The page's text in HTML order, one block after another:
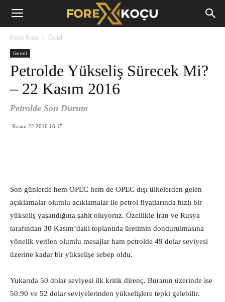
Forex
Forex Koçu Genel
Genel
Petrolde Yükseliş Sürecek Mi?
– 22 Kasım 2016
Petrolde Son Durum
Kasım 22 2016 16:15
Son günlerde hem OPEC hem de OPEC dışı ülkelerden gelen
açıklamalar olumlu açıklamalar ile petrol fiyatlarında hızlı bir
yükseliş yaşandığına şahit oluyoruz. Özellikle İran ve Rusya
tarafından 30 Kasım’daki toplantıda üretimin dondurulmasına
yönelik verilen olumlu mesajlar ham petrolde 49 dolar seviyesi
üzerine kadar bir yükselişe sebep oldu.
Yukarıda 50 dolar seviyesi ilk kritik direnç. Buranın üzerinde ise
50.90 ve 52 dolar seviyelerinden yükselişlere tepki gelebilir.